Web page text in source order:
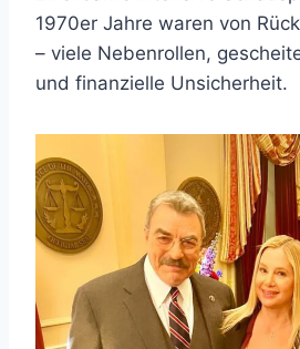
1970er Jahre waren von
– viele Nebenrollen,
und finanzielle Unsicherheit.